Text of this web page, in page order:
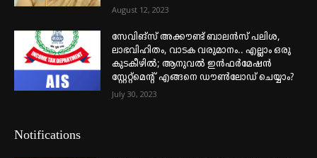
August 12, 2023
സേവിങ്സ് അക്കൗണ്ട് ബാലൻസ് പലിശ,
ലാഭവിഹിതം, വാടക വരുമാനം.. എല്ലാം ഒരു
കുടകീഴിൽ; ആനുവൽ ഇൻഫർമേഷൻ
സ്റ്റേറ്റ്മെന്റ് എങ്ങനെ ഡൗൺലോഡ് ചെയ്യാം?
July 30, 2023
Notifications